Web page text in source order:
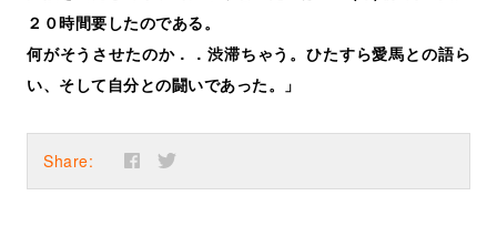
２０時間要したのである。
何がそうさせたのか．．渋滞ちゃう。ひたすら愛馬との語ら
い、そして自分との闘いであった。」
Share: